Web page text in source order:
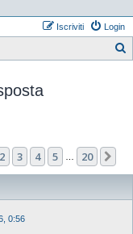
Login
Iscriviti
di 20
2 3 4 5 20
0:56